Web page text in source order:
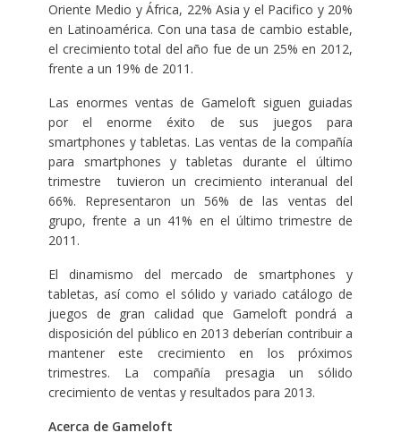
Oriente Medio y África, 22% Asia y el Pacifico y 20%
en Latinoamérica. Con una tasa de cambio estable,
el crecimiento total del año fue de un 25% en 2012,
frente a un 19% de 2011.
Las enormes ventas de Gameloft siguen guiadas
por el enorme éxito de sus juegos para
smartphones y tabletas. Las ventas de la compañía
para smartphones y tabletas durante el último
trimestre tuvieron un crecimiento interanual del
66%. Representaron un 56% de las ventas del
grupo, frente a un 41% en el último trimestre de
2011.
El dinamismo del mercado de smartphones y
tabletas, así como el sólido y variado catálogo de
juegos de gran calidad que Gameloft pondrá a
disposición del público en 2013 deberían contribuir a
mantener este crecimiento en los próximos
trimestres. La compañía presagia un sólido
crecimiento de ventas y resultados para 2013.
Acerca de Gameloft